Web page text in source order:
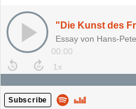
Essay von Hans-
00:00
Subscribe